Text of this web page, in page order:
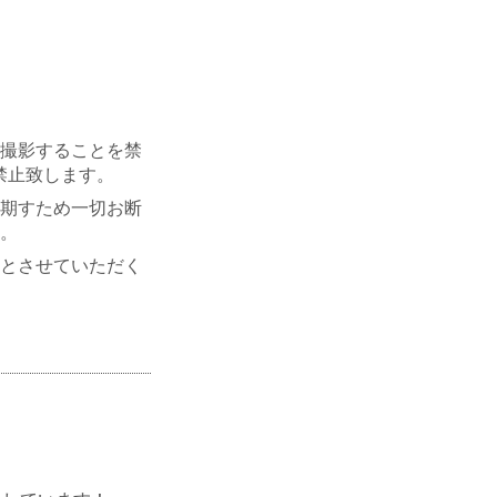
影することを禁
致します。
すため一切お断
させていただく